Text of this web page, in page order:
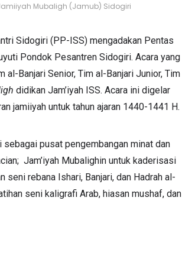
Mubaligh (Jamub) Sidogiri
Sidogiri (PP-ISS) mengadakan Pentas
Pondok Pesantren Sidogiri. Acara yang
Banjari Senior, Tim al-Banjari Junior, Tim
didikan Jam’iyah ISS. Acara ini digelar
jamiiyah untuk tahun ajaran 1440-1441 H.
pusat pengembangan minat dan
Jam’iyah Mubalighin untuk kaderisasi
seni rebana Ishari, Banjari, dan Hadrah al-
seni kaligrafi Arab, hiasan mushaf, dan